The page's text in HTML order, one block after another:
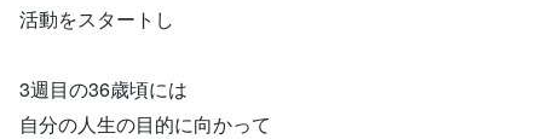
活動をスタートし
3週目の36歳頃には
自分の人生の目的に向かって